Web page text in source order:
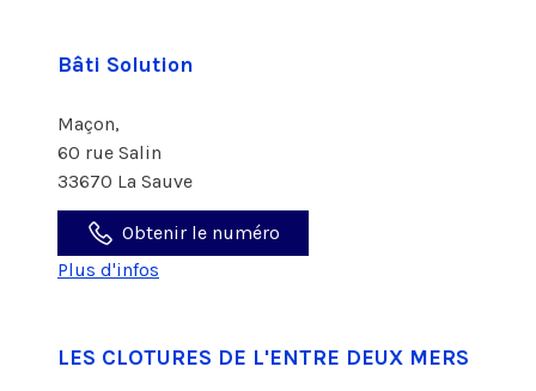
Bâti Solution
Maçon,
60 rue Salin
33670 La Sauve
Obtenir le numéro
Plus d'infos
LES CLOTURES DE L'ENTRE DEUX MERS